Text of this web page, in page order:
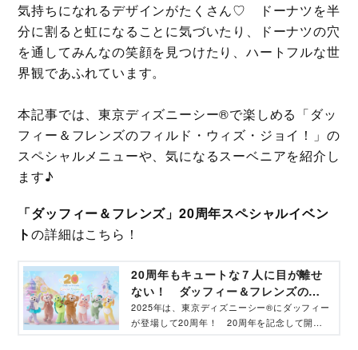
気持ちになれるデザインがたくさん♡ ドーナツを半
分に割ると虹になることに気づいたり、ドーナツの穴
を通してみんなの笑顔を見つけたり、ハートフルな世
界観であふれています。
本記事では、東京ディズニーシー®で楽しめる「ダッ
フィー＆フレンズのフィルド・ウィズ・ジョイ！」の
スペシャルメニューや、気になるスーベニアを紹介し
ます♪
「ダッフィー＆フレンズ」20周年スペシャルイベン
トの詳細はこちら！
20周年もキュートな７人に目が離せ
ない！ ダッフィー＆フレンズのス
ペシャルイベントをたっぷり紹介♪‐
コクリコ｜講談社
2025年は、東京ディズニーシー®にダッフィー
が登場して20周年！ 20周年を記念して開催